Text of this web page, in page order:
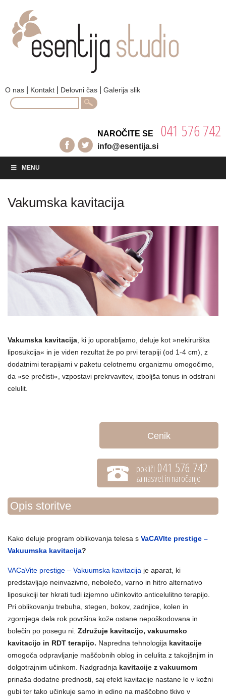
O nas Kontakt Delovni čas Galerija slik
Search
NAROČITE SE 041 576 742
info@esentija.si
MENU
Vakumska kavitacija
Vakumska kavitacija, ki jo uporabljamo, deluje kot »nekirurška
liposukcija« in je viden rezultat že po prvi terapiji (od 1-4 cm), z
dodatnimi terapijami v paketu celotnemu organizmu omogočimo,
da »se prečisti«, vzpostavi prekrvavitev, izboljša tonus in odstrani
celulit.
Cenik
pokliči 041 576 742
za nasvet in naročanje
Opis storitve
Kako deluje program oblikovanja telesa s VaCAVIte prestige –
Vakuumska kavitacija?
VACaVite prestige – Vakuumska kavitacija je aparat, ki
predstavljajo neinvazivno, nebolečo, varno in hitro alternativo
liposukciji ter hkrati tudi izjemno učinkovito anticelulitno terapijo.
Pri oblikovanju trebuha, stegen, bokov, zadnjice, kolen in
zgornjega dela rok površina kože ostane nepoškodovana in
bolečin po posegu ni. Združuje kavitacijo, vakuumsko
kavitacijo in RDT terapijo. Napredna tehnologija kavitacije
omogoča odpravljanje maščobnih oblog in celulita z takojšnjim in
dolgotrajnim učinkom. Nadgradnja kavitacije z vakuumom
prinaša dodatne prednosti, saj efekt kavitacije nastane le v kožni
gubi ter tako učinkuje samo in edino na maščobno tkivo v